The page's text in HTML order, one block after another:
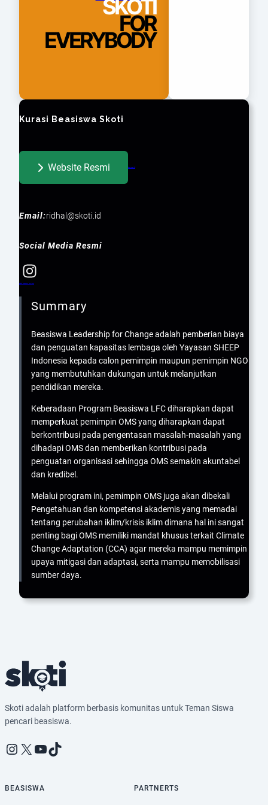
SKOTI
FOR
EVERYBODY
Kurasi Beasiswa Skoti
Website Resmi
Email:ridhal@skoti.id
Social Media Resmi
Summary
Beasiswa Leadership for Change adalah pemberian biaya
dan penguatan kapasitas lembaga oleh Yayasan SHEEP
Indonesia kepada calon pemimpin maupun pemimpin NGO
yang membutuhkan dukungan untuk melanjutkan
pendidikan mereka.
Keberadaan Program Beasiswa LFC diharapkan dapat
memperkuat pemimpin OMS yang diharapkan dapat
berkontribusi pada pengentasan masalah-masalah yang
dihadapi OMS dan memberikan kontribusi pada
penguatan organisasi sehingga OMS semakin akuntabel
dan kredibel.
Melalui program ini, pemimpin OMS juga akan dibekali
Pengetahuan dan kompetensi akademis yang memadai
tentang perubahan iklim/krisis iklim dimana hal ini sangat
penting bagi OMS memiliki mandat khusus terkait Climate
Change Adaptation (CCA) agar mereka mampu memimpin
upaya mitigasi dan adaptasi, serta mampu memobilisasi
sumber daya.
Skoti adalah platform berbasis komunitas untuk Teman Siswa
pencari beasiswa.
Instagram X YouTube TikTok
BEASISWA PARTNERTS